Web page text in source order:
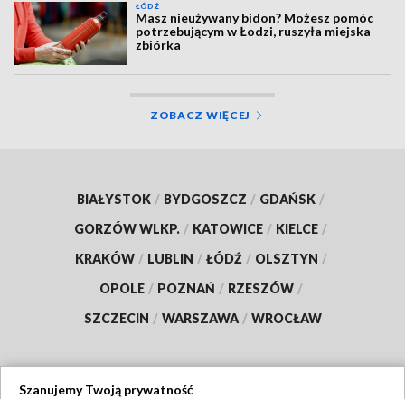
ŁÓDŹ
Masz nieużywany bidon? Możesz pomóc
potrzebującym w Łodzi, ruszyła miejska
zbiórka
ZOBACZ WIĘCEJ
BIAŁYSTOK / BYDGOSZCZ / GDAŃSK /
GORZÓW WLKP. / KATOWICE / KIELCE /
KRAKÓW / LUBLIN / ŁÓDŹ / OLSZTYN /
OPOLE / POZNAŃ / RZESZÓW /
SZCZECIN / WARSZAWA / WROCŁAW
Szanujemy Twoją prywatność